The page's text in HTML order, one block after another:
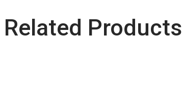
Related Products